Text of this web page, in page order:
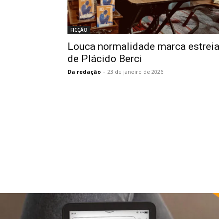
FICÇÃO
Louca normalidade marca estreia
de Plácido Berci
Da redação - 23 de janeiro de 2026